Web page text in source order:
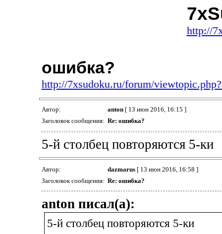
http://
ошибка?
http://7xsudoku.ru/forum/
Автор: anton[ 13 июн 2016, 16:15 ]
Заголовок сообщения: Re: ошибка?
5-й столбец повторяются 5-ки
Автор: dazmarus[ 13 июн 2016, 16:58 ]
Заголовок сообщения: Re: ошибка?
anton писал(а):
5-й столбец повторяются 5-ки